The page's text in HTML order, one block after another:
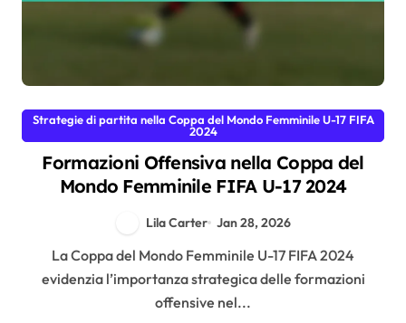
Strategie di partita nella Coppa del Mondo Femminile U-17 FIFA
2024
Formazioni Offensiva nella Coppa del
Mondo Femminile FIFA U-17 2024
Lila Carter Jan 28, 2026
La Coppa del Mondo Femminile U-17 FIFA 2024
evidenzia l’importanza strategica delle formazioni
offensive nel...